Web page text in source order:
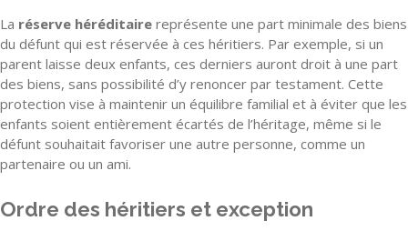
La réserve héréditaire représente une part minimale des biens
du défunt qui est réservée à ces héritiers. Par exemple, si un
parent laisse deux enfants, ces derniers auront droit à une part
des biens, sans possibilité d’y renoncer par testament. Cette
protection vise à maintenir un équilibre familial et à éviter que les
enfants soient entièrement écartés de l’héritage, même si le
défunt souhaitait favoriser une autre personne, comme un
partenaire ou un ami.
Ordre des héritiers et exception